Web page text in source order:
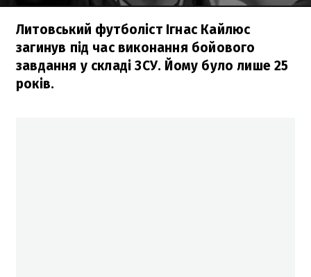
Литовський футболіст Ігнас Кайлюс
загинув під час виконання бойового
завдання у складі ЗСУ. Йому було лише 25
років.